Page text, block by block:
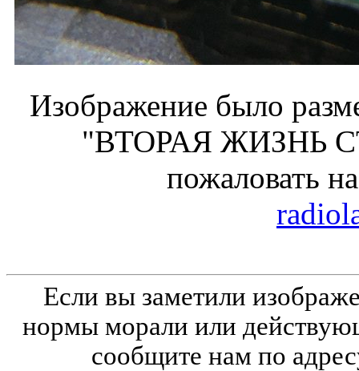
Изображение было
"ВТОРАЯ ЖИЗНЬ
пожаловать
Если вы заметили
нормы морали или
сообщите нам по